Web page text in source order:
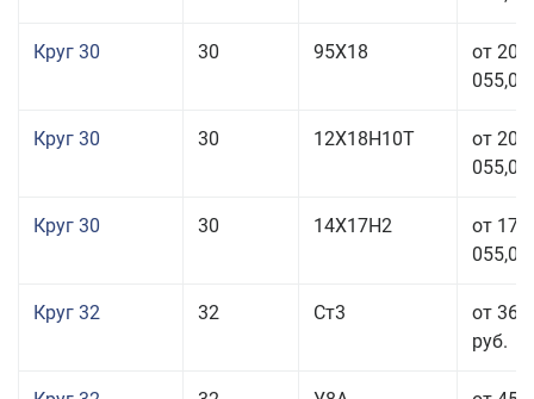
Круг 30 30 95Х18
от 208
055,00
Круг 30 30 12Х18Н10Т
от 208
055,00
Круг 30 30 14Х17Н2
от 177
055,00
Круг 32 32 Ст3
от 36
руб.